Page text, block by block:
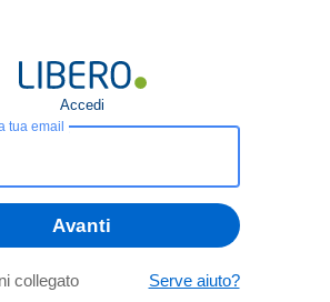
Accedi
tua email
Avanti
collegato Serve aiuto?